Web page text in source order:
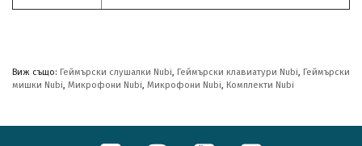
Виж също: Геймърски слушалки Nubi, Геймърски клавиатури Nubi, Геймърски
мишки Nubi, Микрофони Nubi, Микрофони Nubi, Комплекти Nubi